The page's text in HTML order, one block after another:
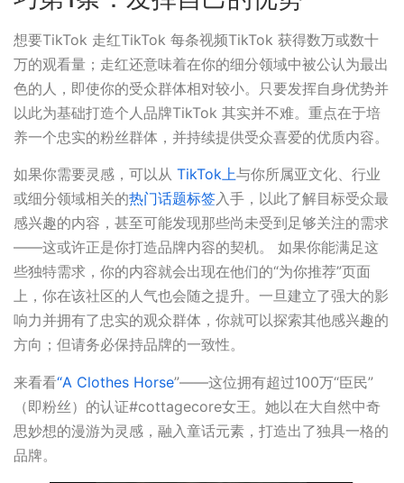
想要TikTok 走红TikTok 每条视频TikTok 获得数万或数十
万的观看量；走红还意味着在你的细分领域中被公认为最出
色的人，即使你的受众群体相对较小。只要发挥自身优势并
以此为基础打造个人品牌TikTok 其实并不难。重点在于培
养一个忠实的粉丝群体，并持续提供受众喜爱的优质内容。
如果你需要灵感，可以从 TikTok上与你所属亚文化、行业
或细分领域相关的热门话题标签入手，以此了解目标受众最
感兴趣的内容，甚至可能发现那些尚未受到足够关注的需求
——这或许正是你打造品牌内容的契机。 如果你能满足这
些独特需求，你的内容就会出现在他们的“为你推荐”页面
上，你在该社区的人气也会随之提升。一旦建立了强大的影
响力并拥有了忠实的观众群体，你就可以探索其他感兴趣的
方向；但请务必保持品牌的一致性。
来看看“A Clothes Horse”——这位拥有超过100万“臣民”
（即粉丝）的认证#cottagecore女王。她以在大自然中奇
思妙想的漫游为灵感，融入童话元素，打造出了独具一格的
品牌。